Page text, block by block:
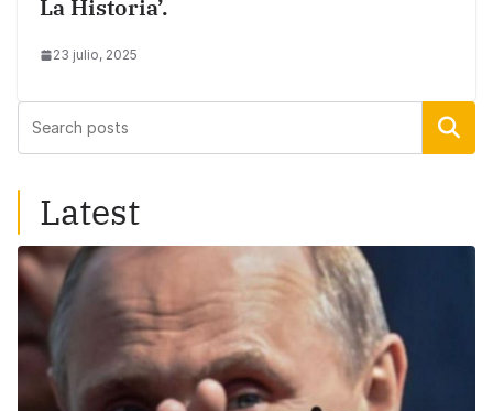
La Historia’.
23 julio, 2025
Buscar
Latest